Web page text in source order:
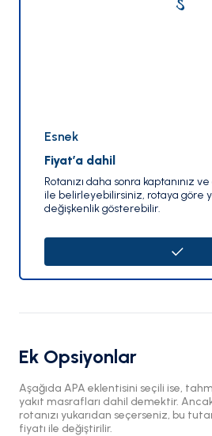
Esnek
Fiyat’a dahil
Rotanızı daha sonra kaptanınız
ile belirleyebilirsiniz, rotaya göre
değişkenlik gösterebilir.
Ek Opsiyonlar
Aşağıda APA eklentisini seçili ise,
yakıt masrafları dahil demektir.
rotanızı yukarıdan seçerseniz, bu
fiyatı ile değiştirilir.